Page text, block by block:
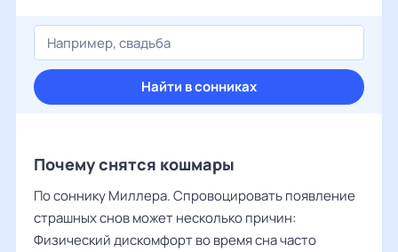
Найти в сонниках
Почему снятся кошмары
По соннику Миллера. Спровоцировать появление
страшных снов может несколько причин:
Физический дискомфорт во время сна часто